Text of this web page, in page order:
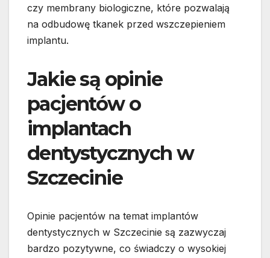
czy membrany biologiczne, które pozwalają
na odbudowę tkanek przed wszczepieniem
implantu.
Jakie są opinie
pacjentów o
implantach
dentystycznych w
Szczecinie
Opinie pacjentów na temat implantów
dentystycznych w Szczecinie są zazwyczaj
bardzo pozytywne, co świadczy o wysokiej